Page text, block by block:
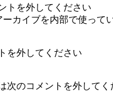
トを外してください
カイブを内部で使っ
を外してください
次のコメントを外してく